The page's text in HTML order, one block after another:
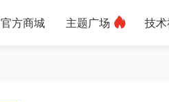
官方商城 主题广场 技术